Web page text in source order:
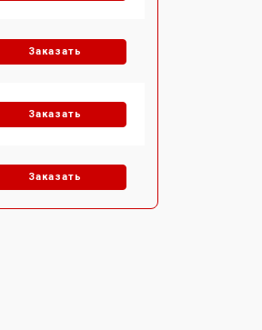
Заказать
Заказать
Заказать